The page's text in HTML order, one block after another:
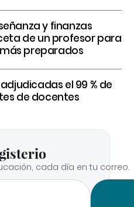
y finanzas
de un profesor para
preparados
el 99 % de
de docentes
cada día en tu correo.